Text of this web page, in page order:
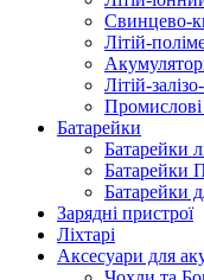
Свинцево-
Літій-
Літій-
Батарейки
Батарейки
Батарейки
Батарейки
Зарядні пристрої
Ліхтарі
Аксесуари для